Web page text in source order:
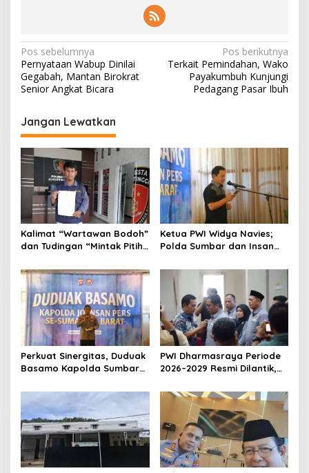
N
a
v
i
g
a
s
i
p
o
s
Pos sebelumnya
Pernyataan Wabup Dinilai
Gegabah, Mantan Birokrat
Senior Angkat Bicara
Pos berikutnya
Terkait Pemindahan, Wako
Payakumbuh Kunjungi
Pedagang Pasar Ibuh
Jangan Lewatkan
Kalimat “Wartawan Bodoh”
dan Tudingan “Mintak Pitih”
Affa Adicitta ke Polresta
Bukittinggi
Ketua PWI Widya Navies;
Polda Sumbar dan Insan
Strategis
Perkuat Sinergitas, Duduak
Basamo Kapolda Sumbar
Barat
PWI Dharmasraya Periode
2026–2029 Resmi Dilantik,
Profesionalisme Pers